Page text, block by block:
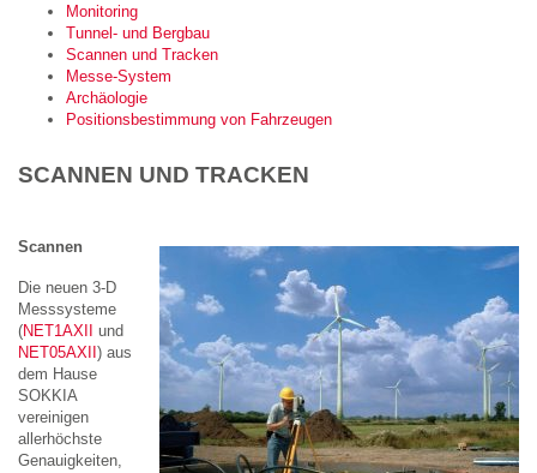
Monitoring
Tunnel- und Bergbau
Scannen und Tracken
Messe-System
Archäologie
Positionsbestimmung von Fahrzeugen
SCANNEN UND TRACKEN
Scannen
Die neuen 3-D
Messsysteme
(NET1AXII und
NET05AXII ) aus
dem Hause
SOKKIA
vereinigen
allerhöchste
Genauigkeiten,